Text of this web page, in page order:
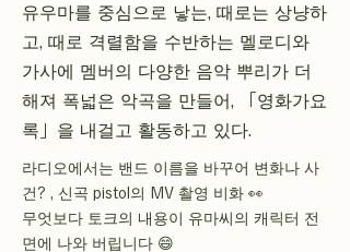
유우마를 중심으로 낳는, 때로는 상냥하
고, 때로 격렬함을 수반하는 멜로디와
가사에 멤버의 다양한 음악 뿌리가 더
해져 폭넓은 악곡을 만들어, 「영화가요
록」을 내걸고 활동하고 있다.
라디오에서는 밴드 이름을 바꾸어 변화나 사
건? , 신곡 pistol의 MV 촬영 비화 👀
무엇보다 토크의 내용이 유마씨의 캐릭터 전
면에 나와 버립니다 😄